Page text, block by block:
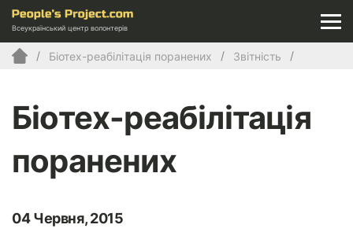
Всеукраїнський центр волонтерів
Біотех-реабілітація поранених Звітність
Біотех-реабілітація
поранених
04 Червня, 2015